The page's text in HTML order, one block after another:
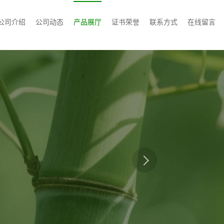
司介绍 公司动态 产品展厅 证书荣誉 联系方式 在线留言